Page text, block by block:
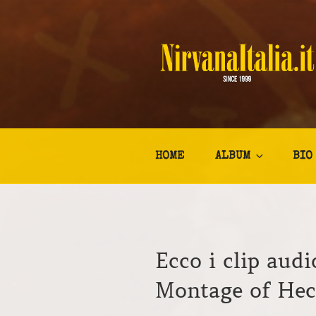
NIRVANA
HOME ALBUM BIO
Ecco i clip
Montage of